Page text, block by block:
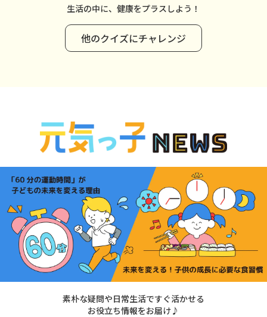
生活の中に、健康をプラスしよう！
他のクイズにチャレンジ
素朴な疑問や日常生活ですぐ活かせる
お役立ち情報をお届け♪